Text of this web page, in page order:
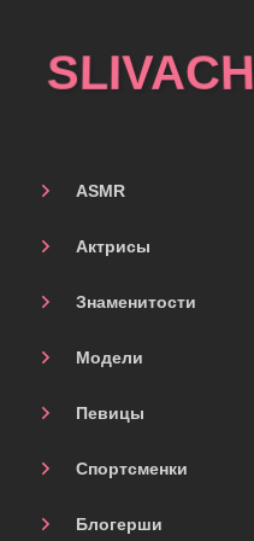
SLIVACH
ASMR
Актрисы
Знаменитости
Модели
Певицы
Спортсменки
Блогерши